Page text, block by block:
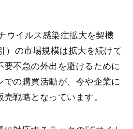
ウイルス感染症拡大を契機
）の市場規模は拡大を続けて
要不急の外出を避けるために
の購買活動が、今や企業に
戦略となっています。